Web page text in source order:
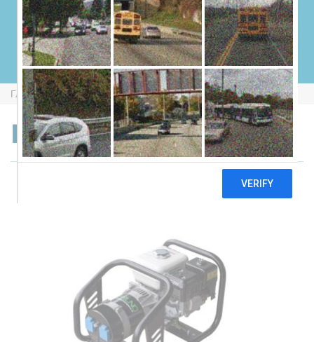
ГАЗОВЫЕ ГЕНЕРАТОРЫ
СВАРОЧНЫЕ ГЕНЕРАТОРЫ
ГЕНЕРАТОРЫ ОТ ВОМ
Главная Бензиновые Генераторы Bruno G3000HMP
Bruno G3000HMP